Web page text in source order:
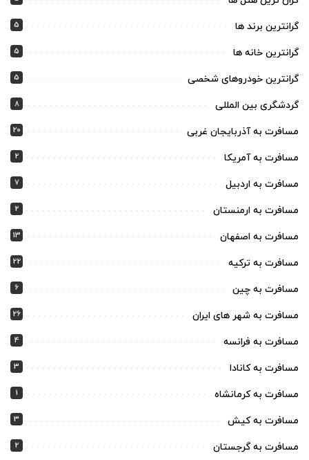
گرانترین برند ها 5
گرانترین خانه ها 5
گرانترین خودروهای شخصی 5
گردشگری بین المللی 8
مسافرت به آذربایجان غربی 20
مسافرت به آمریکا 2
مسافرت به اردبیل 7
مسافرت به ارمنستان 2
مسافرت به اصفهان 13
مسافرت به ترکیه 22
مسافرت به چین 6
مسافرت به شهر های ایران 26
مسافرت به فرانسه 4
مسافرت به کانادا 3
مسافرت به کرمانشاه 1
مسافرت به کیش 3
مسافرت به گرجستان 2